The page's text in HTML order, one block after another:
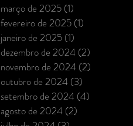
março de 2025 (1)
fevereiro de 2025 (1)
janeiro de 2025 (1)
dezembro de 2024 (2)
novembro de 2024 (2)
outubro de 2024 (3)
setembro de 2024 (4)
agosto de 2024 (2)